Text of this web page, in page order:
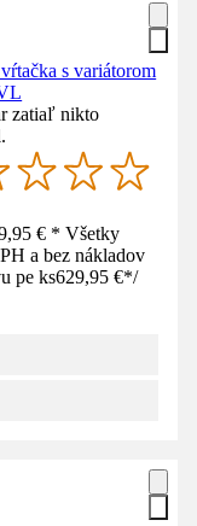
s variátorom
zatiaľ nikto
€ * Všetky
a bez nákladov
pe ks629,95 €*/